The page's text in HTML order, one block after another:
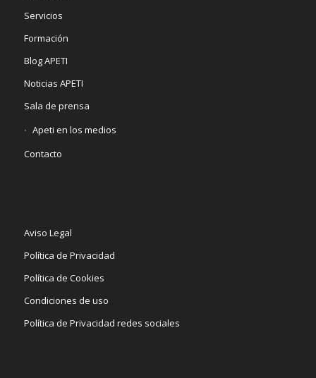
Servicios
Formación
Blog APETI
Noticias APETI
Sala de prensa
Apeti en los medios
Contacto
Aviso Legal
Política de Privacidad
Política de Cookies
Condiciones de uso
Política de Privacidad redes sociales